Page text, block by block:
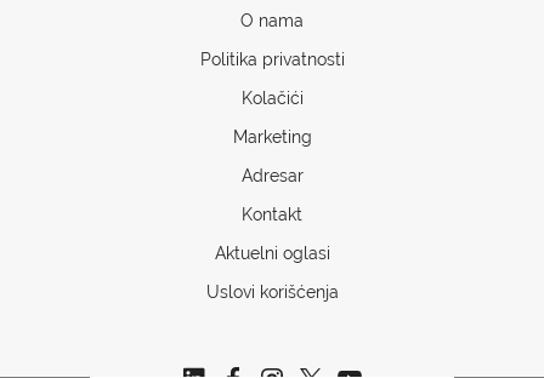
O nama
Politika privatnosti
Kolačići
Marketing
Adresar
Kontakt
Aktuelni oglasi
Uslovi korišćenja